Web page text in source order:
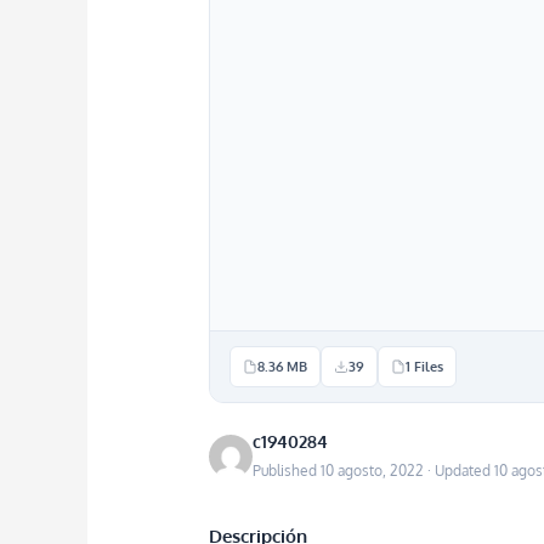
8.36 MB 39 1 Files
c1940284
Published 10 agosto, 2022 · Updated 10
Descripción